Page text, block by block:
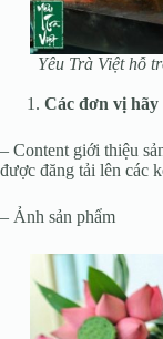
Yêu Trà Việt hỗ
Các đơn vị
– Content giới thiệu
được đăng tải lên các
– Ảnh sản phẩm